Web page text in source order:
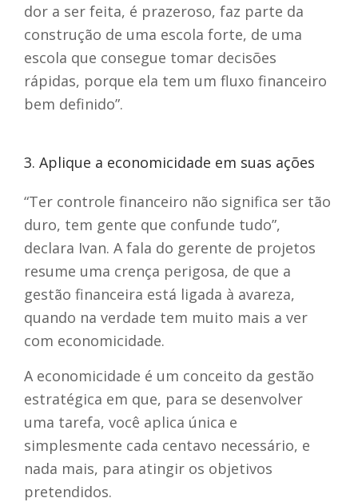
dor a ser feita, é prazeroso, faz parte da
construção de uma escola forte, de uma
escola que consegue tomar decisões
rápidas, porque ela tem um fluxo financeiro
bem definido”.
3. Aplique a economicidade em suas ações
“Ter controle financeiro não significa ser tão
duro, tem gente que confunde tudo”,
declara Ivan. A fala do gerente de projetos
resume uma crença perigosa, de que a
gestão financeira está ligada à avareza,
quando na verdade tem muito mais a ver
com economicidade.
A economicidade é um conceito da gestão
estratégica em que, para se desenvolver
uma tarefa, você aplica única e
simplesmente cada centavo necessário, e
nada mais, para atingir os objetivos
pretendidos.